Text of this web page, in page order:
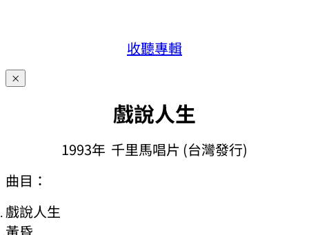
收聽專輯
×
戲說人生
1993年 千里馬唱片 (台灣發行)
曲目：
戲說人生